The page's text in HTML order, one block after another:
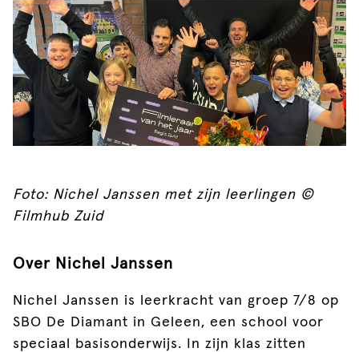
Foto: Nichel Janssen met zijn leerlingen ©
Filmhub Zuid
Over Nichel Janssen
Nichel Janssen is leerkracht van groep 7/8 op
SBO De Diamant in Geleen, een school voor
speciaal basisonderwijs. In zijn klas zitten